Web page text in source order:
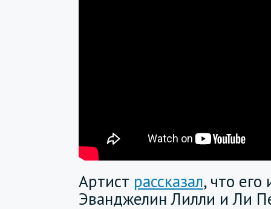
Артист рассказал, что
Эванджелин Лилли и Ли